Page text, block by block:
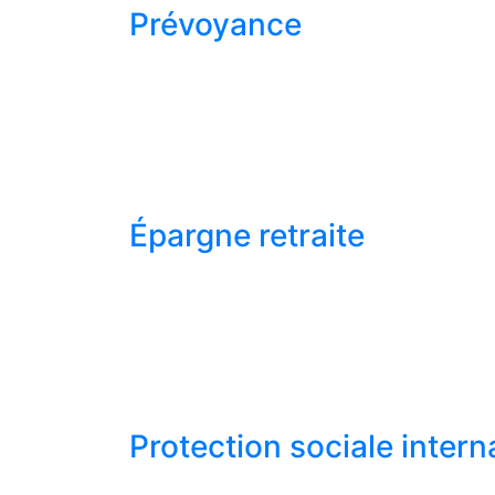
Prévoyance
Épargne retraite
Protection sociale